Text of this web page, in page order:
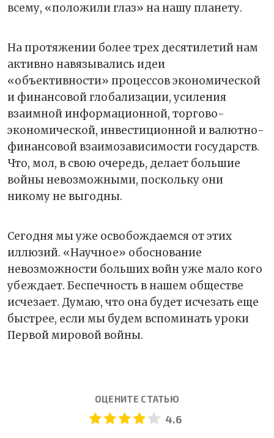
всему, «положили глаз» на нашу планету.
На протяжении более трех десятилетий нам
активно навязывались идеи
«объективности» процессов экономической
и финансовой глобализации, усиления
взаимной информационной, торгово-
экономической, инвестиционной и валютно-
финансовой взаимозависимости государств.
Что, мол, в свою очередь, делает большие
войны невозможными, поскольку они
никому не выгодны.
Сегодня мы уже освобождаемся от этих
иллюзий. «Научное» обоснование
невозможности больших войн уже мало кого
убеждает. Беспечность в нашем обществе
исчезает. Думаю, что она будет исчезать еще
быстрее, если мы будем вспоминать уроки
Первой мировой войны.
ОЦЕНИТЕ СТАТЬЮ
4.6